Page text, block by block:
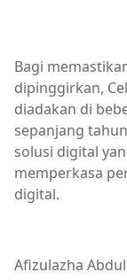
Bagi
dipinggirkan,
diadakan di
sepanjang
solusi digital
memperkasa
digital.
Afizulazha